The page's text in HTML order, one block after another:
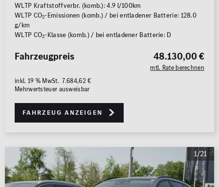
WLTP Kraftstoffverbr. (komb.): 4.9 l/100km
WLTP CO2-Emissionen (komb.) / bei entladener Batterie: 128.0
g/km
WLTP CO2-Klasse (komb.) / bei entladener Batterie: D
48.130,00 €
mtl. Rate berechnen
Fahrzeugpreis
inkl. 19 % MwSt. 7.684,62 €
Mehrwertsteuer ausweisbar
Fahrzeug anzeigen
1/21